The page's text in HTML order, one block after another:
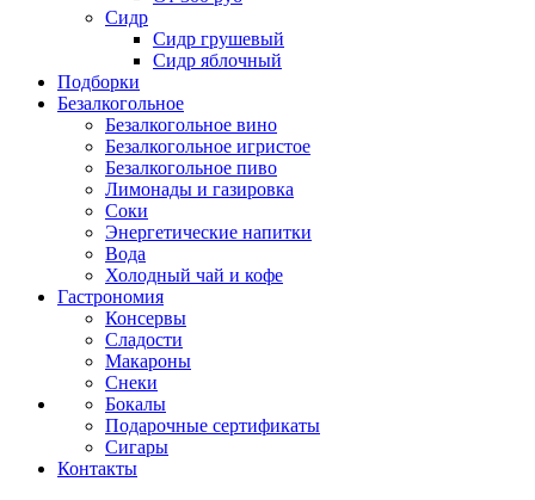
Сидр
Сидр грушевый
Сидр яблочный
Подборки
Безалкогольное
Безалкогольное вино
Безалкогольное игристое
Безалкогольное пиво
Лимонады и газировка
Соки
Энергетические напитки
Вода
Холодный чай и кофе
Гастрономия
Консервы
Сладости
Макароны
Снеки
Бокалы
Подарочные сертификаты
Сигары
Контакты